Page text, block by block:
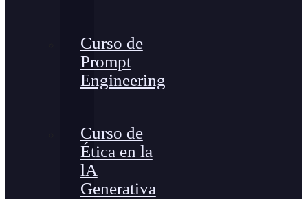
Curso de
Prompt
Engineering
Curso de
Ética en la
lA
Generativa